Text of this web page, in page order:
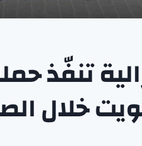
تنفّذ
خلال